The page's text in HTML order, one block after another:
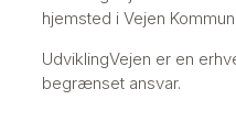
hjemsted i Vejen
UdviklingVejen er en
begrænset ansvar.